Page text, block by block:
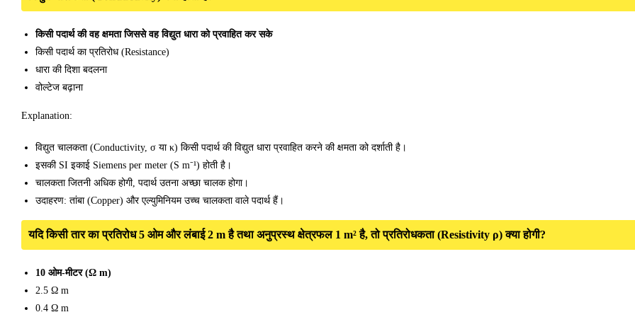
किसी पदार्थ की वह क्षमता जिससे वह विद्युत धारा को प्रवाहित कर सके
किसी पदार्थ का प्रतिरोध (Resistance)
धारा की दिशा बदलना
वोल्टेज बढ़ाना
Explanation:
विद्युत चालकता (Conductivity, σ या κ) किसी पदार्थ की विद्युत धारा प्रवाहित करने की क्षमता को दर्शाती है।
इसकी SI इकाई Siemens per meter (S m⁻¹) होती है।
चालकता जितनी अधिक होगी, पदार्थ उतना अच्छा चालक होगा।
उदाहरण: तांबा (Copper) और एल्युमिनियम उच्च चालकता वाले पदार्थ हैं।
यदि किसी तार का प्रतिरोध 5 ओम और लंबाई 2 m है तथा अनुप्रस्थ क्षेत्रफल 1 m² है, तो प्रतिरोधकता (Resistivity ρ) क्या होगी?
10 ओम-मीटर (Ω m)
2.5 Ω m
0.4 Ω m